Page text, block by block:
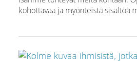
kohottavaa ja myönteistä sisältöä